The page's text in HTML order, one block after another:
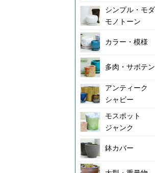
シンプル・モ
モノトーン
カラー・模様
多肉・サボテ
アンティーク
シャビー
モスポット
ジャンク
鉢カバー